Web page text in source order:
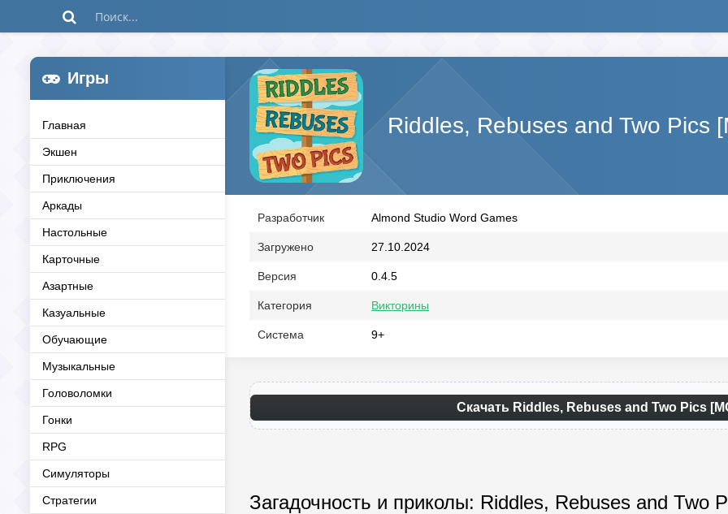
Игры
Главная
Экшен
Приключения
Аркады
Настольные
Карточные
Азартные
Казуальные
Обучающие
Музыкальные
Головоломки
Гонки
RPG
Симуляторы
Стратегии
Riddles, Rebuses and Two Pics
Разработчик Almond Studio Word Games
Загружено 27.10.2024
Версия 0.4.5
Категория Викторины
Система 9+
Скачать Riddles, Rebuses and Two Pics
Загадочность и приколы: Riddles, Rebuses and Two